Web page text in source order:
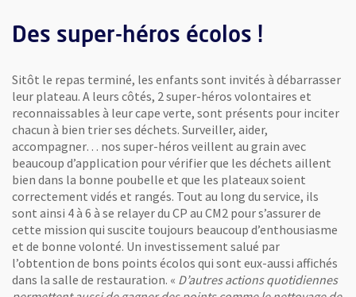
Des super-héros écolos !
Sitôt le repas terminé, les enfants sont invités à débarrasser
leur plateau. A leurs côtés, 2 super-héros volontaires et
reconnaissables à leur cape verte, sont présents pour inciter
chacun à bien trier ses déchets. Surveiller, aider,
accompagner… nos super-héros veillent au grain avec
beaucoup d’application pour vérifier que les déchets aillent
bien dans la bonne poubelle et que les plateaux soient
correctement vidés et rangés. Tout au long du service, ils
sont ainsi 4 à 6 à se relayer du CP au CM2 pour s’assurer de
cette mission qui suscite toujours beaucoup d’enthousiasme
et de bonne volonté. Un investissement salué par
l’obtention de bons points écolos qui sont eux-aussi affichés
dans la salle de restauration. « D’autres actions quotidiennes